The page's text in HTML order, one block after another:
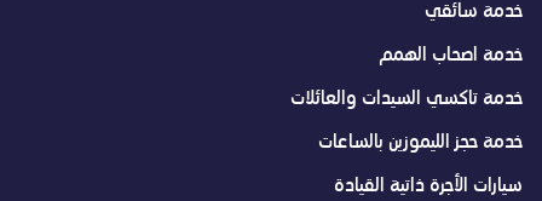
خدمة سائقي
خدمة اصحاب الهمم
خدمة تاكسي السيدات والعائلات
خدمة حجز الليموزين بالساعات
سيارات الأجرة ذاتية القيادة